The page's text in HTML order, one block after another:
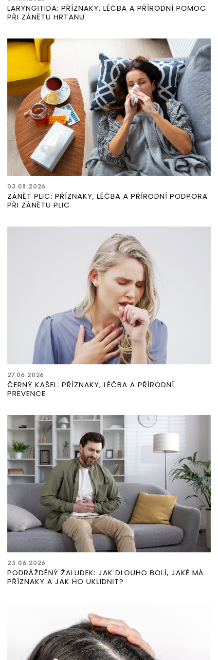
LARYNGITIDA: PŘÍZNAKY, LÉČBA A PŘÍRODNÍ POMOC
PŘI ZÁNĚTU HRTANU
03.08.2026
ZÁNĚT PLIC: PŘÍZNAKY, LÉČBA A PŘÍRODNÍ PODPORA
PŘI ZÁNĚTU PLIC
27.06.2026
ČERNÝ KAŠEL: PŘÍZNAKY, LÉČBA A PŘÍRODNÍ
PREVENCE
25.06.2026
PODRÁŽDĚNÝ ŽALUDEK: JAK DLOUHO BOLÍ, JAKÉ MÁ
PŘÍZNAKY A JAK HO UKLIDNIT?